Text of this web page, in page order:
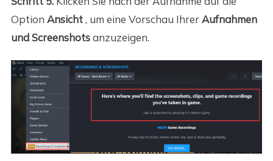
Option Ansicht, um eine Vorschau IhrerAufnahmen
und Screenshotsanzuzeigen.